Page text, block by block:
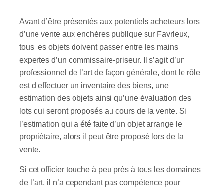
Avant d’être présentés aux potentiels acheteurs lors
d’une vente aux enchères publique sur Favrieux,
tous les objets doivent passer entre les mains
expertes d’un commissaire-priseur. Il s’agit d’un
professionnel de l’art de façon générale, dont le rôle
est d’effectuer un inventaire des biens, une
estimation des objets ainsi qu’une évaluation des
lots qui seront proposés au cours de la vente. Si
l’estimation qui a été faite d’un objet arrange le
propriétaire, alors il peut être proposé lors de la
vente.
Si cet officier touche à peu près à tous les domaines
de l’art, il n’a cependant pas compétence pour